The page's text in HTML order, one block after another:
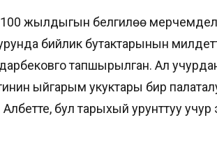
жылдыгын белгилөө
бийлик бутактарынын
тапшырылган. Ал
ыйгарым укуктары бир
бул тарыхый урунттуу учур